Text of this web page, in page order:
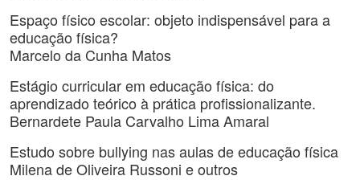
Espaço físico escolar: objeto indispensável para a
educação física?
Marcelo da Cunha Matos
Estágio curricular em educação física: do
aprendizado teórico à prática profissionalizante.
Bernardete Paula Carvalho Lima Amaral
Estudo sobre bullying nas aulas de educação física
Milena de Oliveira Russoni e outros